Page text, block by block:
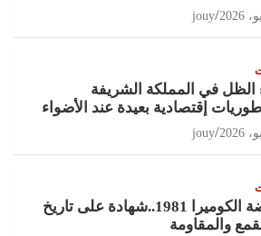
jouy
الظل في المملكة الشريفة
إقتصادية بعيدة عند الأضواء
jouy
انتفاضة الكوميرا 1981..شهادة على تاريخ
والمقاومة